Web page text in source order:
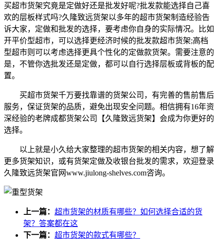
买超市货架究竟是定做好还是批发好呢?批发款能选择自己喜
欢的层板样式吗?久隆致远货架以多年的超市货架制造经验告
诉大家，定做和批发的选择，要考虑你自身的实际情况。比如
开平价型超市，可以选择更经济时候的批发款超市货架;高档
型超市则可以考虑选择更具个性化的定做款货架。需要注意的
是，不管你选批发还是定做，都可以自行选择层板或背板的配
置。
买超市货架千万要找靠谱的货架公司，有完善的售前售后
服务，保证货架的品质，避免出现安全问题。相信拥有16年资
深经验的老牌成都货架公司【久隆致远货架】会成为你更好的
选择。
以上就是小久给大家整理的超市货架的相关内容，想了解
更多货架知识，或有货架定做及收银台批发的需求，欢迎登录
久隆致远货架官网www.jiulong-shelves.com咨询。
上一篇： 超市货架的材质有哪些？如何选择合适的货
架？答案都在这
下一篇： 超市货架的款式有哪些？